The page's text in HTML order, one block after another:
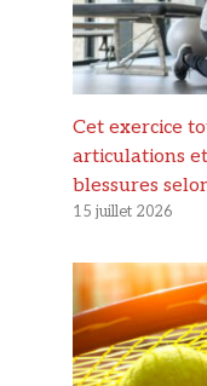
Cet exercice
articulations
blessures
15 juillet 2026